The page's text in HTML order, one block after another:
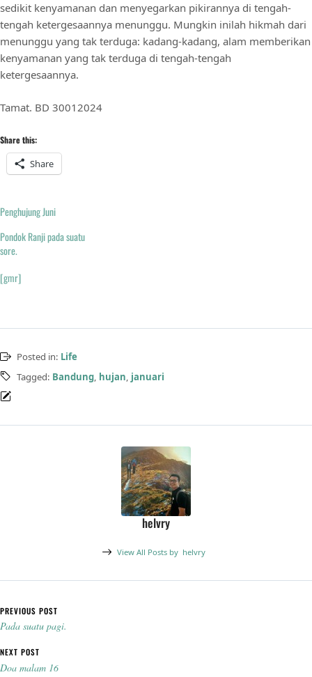
sedikit kenyamanan dan menyegarkan pikirannya di tengah-
tengah ketergesaannya menunggu. Mungkin inilah hikmah dari
menunggu yang tak terduga: kadang-kadang, alam memberikan
kenyamanan yang tak terduga di tengah-tengah
ketergesaannya.
Tamat. BD 30012024
Share this:
Share
Penghujung Juni
Pondok Ranji pada suatu
sore.
[gmr]
Posted in: Life
Tagged: Bandung, hujan januari
helvry
View All Posts by helvry
Post navigation
PREVIOUS POST
Pada suatu pagi.
NEXT POST
Doa malam 16